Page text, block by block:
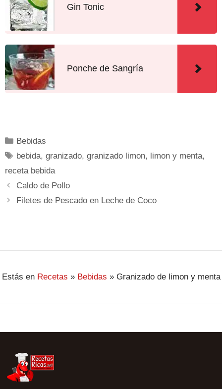
Gin Tonic
Ponche de Sangría
Bebidas
bebida,granizado,granizado limon, limon y menta,
receta bebida
Caldo de Pollo
Filetes de Pescado en Leche de Coco
Estás en Recetas » Bebidas » Granizado de limon y menta